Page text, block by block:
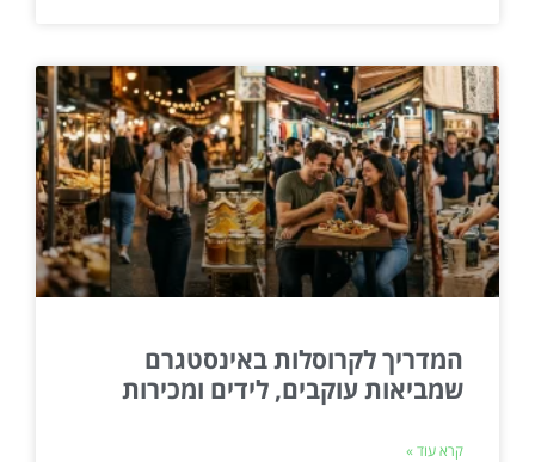
המדריך לקרוסלות באינסטגרם
שמביאות עוקבים, לידים ומכירות
קרא עוד »